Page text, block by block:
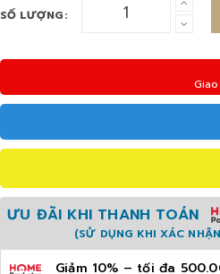
SỐ LƯỢNG:
ƯU ĐÃI KHI THANH TOÁN
(SỬ DỤNG KHI XÁC
Giảm 10% – tối đa